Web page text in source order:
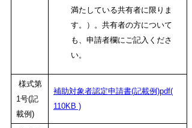
満たしている共有者に限りま
す。）。共有者の方について
も、申請者欄にご記入くださ
い。
様式第
1号(記
載例)
補助対象者認定申請書(記載例)pdf(
110KB )